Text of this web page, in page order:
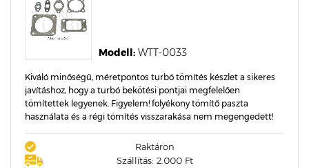
Modell: WTT-0033
Kiváló minőségű, méretpontos turbó tömítés készlet a sikeres
javításhoz, hogy a turbó bekötési pontjai megfelelően
tömítettek legyenek. Figyelem! folyékony tömítő paszta
használata és a régi tömítés visszarakása nem megengedett!
Raktáron
Szállítás: 2.000 Ft